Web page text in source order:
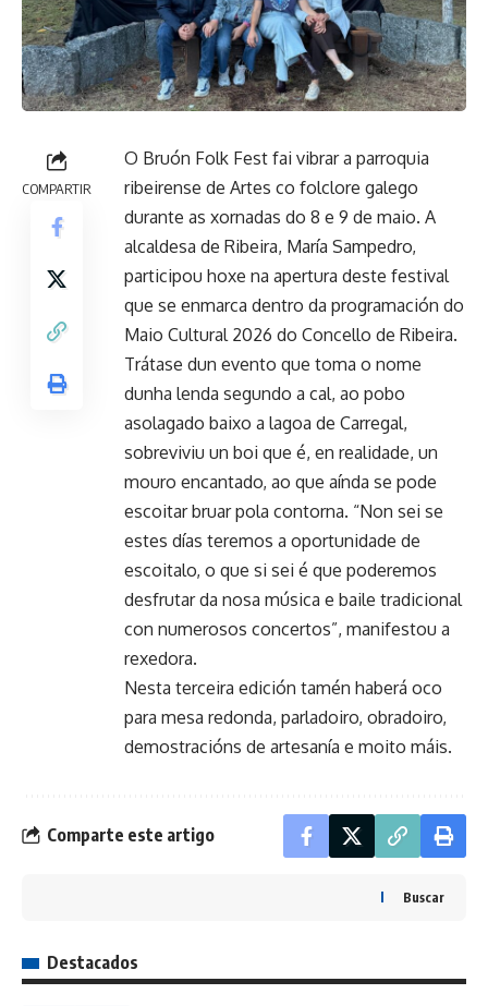
COMPARTIR
O Bruón Folk Fest fai vibrar a parroquia
ribeirense de Artes co folclore galego
durante as xornadas do 8 e 9 de maio. A
alcaldesa de Ribeira, María Sampedro,
participou hoxe na apertura deste festival
que se enmarca dentro da programación do
Maio Cultural 2026 do Concello de Ribeira.
Trátase dun evento que toma o nome
dunha lenda segundo a cal, ao pobo
asolagado baixo a lagoa de Carregal,
sobreviviu un boi que é, en realidade, un
mouro encantado, ao que aínda se pode
escoitar bruar pola contorna. “Non sei se
estes días teremos a oportunidade de
escoitalo, o que si sei é que poderemos
desfrutar da nosa música e baile tradicional
con numerosos concertos”, manifestou a
rexedora.
Nesta terceira edición tamén haberá oco
para mesa redonda, parladoiro, obradoiro,
demostracións de artesanía e moito máis.
Comparte este artigo
Buscar
Destacados